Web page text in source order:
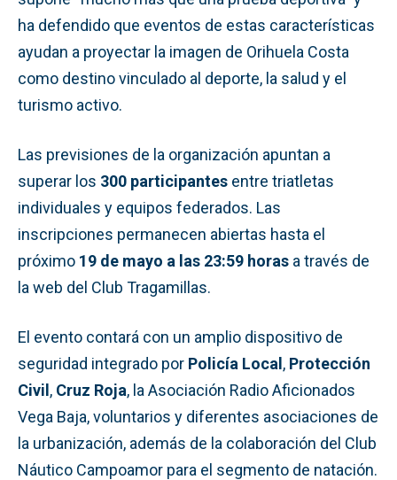
ha defendido que eventos de estas características
ayudan a proyectar la imagen de Orihuela Costa
como destino vinculado al deporte, la salud y el
turismo activo.
Las previsiones de la organización apuntan a
superar los 300 participantes entre triatletas
individuales y equipos federados. Las
inscripciones permanecen abiertas hasta el
próximo 19 de mayo a las 23:59 horas a través de
la web del Club Tragamillas.
El evento contará con un amplio dispositivo de
seguridad integrado por Policía Local, Protección
Civil, Cruz Roja, la Asociación Radio Aficionados
Vega Baja, voluntarios y diferentes asociaciones de
la urbanización, además de la colaboración del Club
Náutico Campoamor para el segmento de natación.